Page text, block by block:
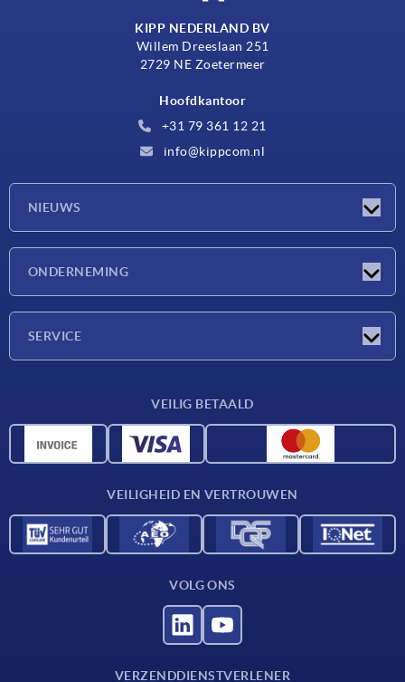
KIPP NEDERLAND BV
Willem Dreeslaan 251
2729 NE Zoetermeer
Hoofdkantoor
+31 79 361 12 21
info@kippcom.nl
NIEUWS
ONDERNEMING
SERVICE
CAD-gegevens
VEILIG BETAALD
VEILIGHEID EN VERTROUWEN
VOLG ONS
VERZENDDIENSTVERLENER